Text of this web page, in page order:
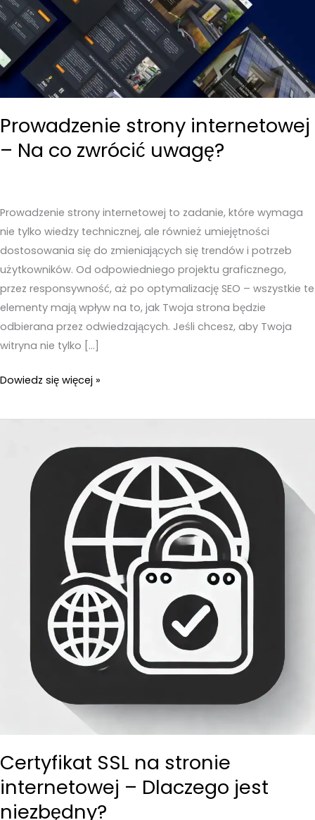
Prowadzenie strony internetowej
– Na co zwrócić uwagę?
Prowadzenie strony internetowej to zadanie, które wymaga
nie tylko wiedzy technicznej, ale również umiejętności
dostosowania się do zmieniających się trendów i potrzeb
użytkowników. Od odpowiedniego projektu graficznego,
przez responsywność, aż po optymalizację SEO – wszystkie te
elementy mają wpływ na to, jak Twoja strona będzie
odbierana przez odwiedzających. Jeśli chcesz, aby Twoja
witryna nie tylko […]
Prowadzenie
internetowej
zwrócić
Dowiedz się więcej »
Certyfikat SSL na stronie
internetowej – Dlaczego jest
niezbędny?